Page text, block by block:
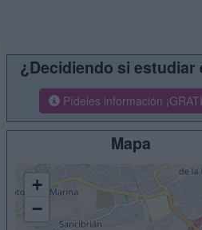
¿Decidiendo si estudiar
Pídeles información
Mapa
+
−